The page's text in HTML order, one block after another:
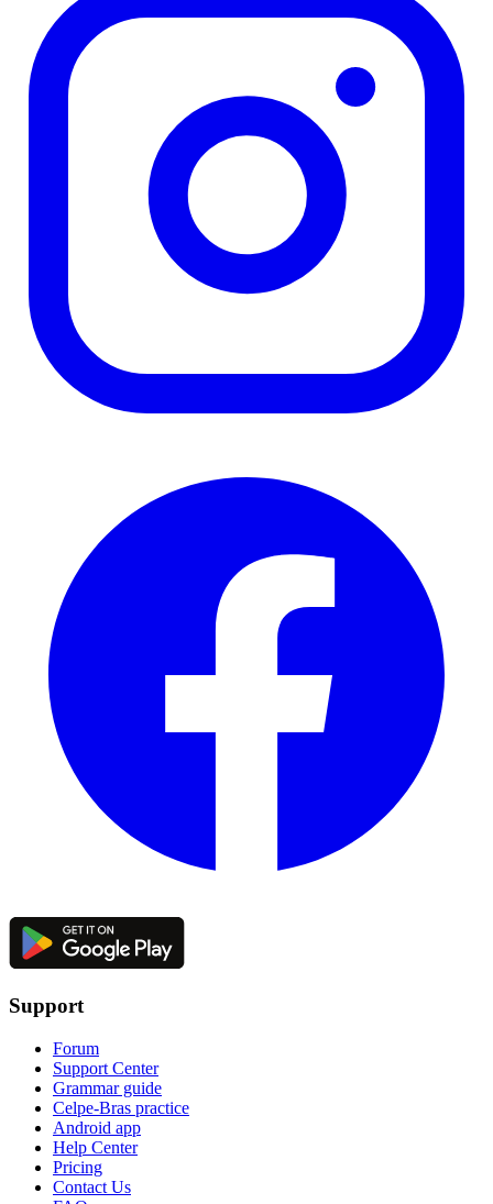
Support
Forum
Support Center
Grammar guide
Celpe-Bras practice
Android app
Help Center
Pricing
Contact Us